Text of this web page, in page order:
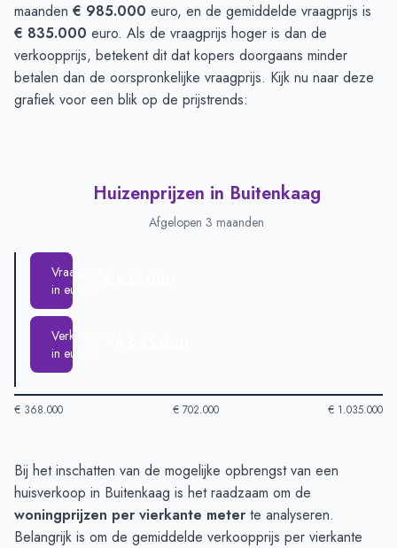
maanden € 985.000 euro, en de gemiddelde vraagprijs is
€ 835.000 euro. Als de vraagprijs hoger is dan de
verkoopprijs, betekent dit dat kopers doorgaans minder
betalen dan de oorspronkelijke vraagprijs. Kijk nu naar deze
grafiek voor een blik op de prijstrends:
Huizenprijzen in Buitenkaag
Afgelopen 3 maanden
Vraagprijs
in euro's
Verkoopprijs
in euro's
€ 368.000 € 702.000 € 1.035.000
Huizenprijzen in Buitenkaag-Afgelopen 3 maanden
Type
Bedrag
Vraagprijs in euro's
€ 835.000
Verkoopprijs in euro's
€ 985.000
Bij het inschatten van de mogelijke opbrengst van een
huisverkoop in Buitenkaag is het raadzaam om de
woningprijzen per vierkante meter te analyseren.
Belangrijk is om de gemiddelde verkoopprijs per vierkante